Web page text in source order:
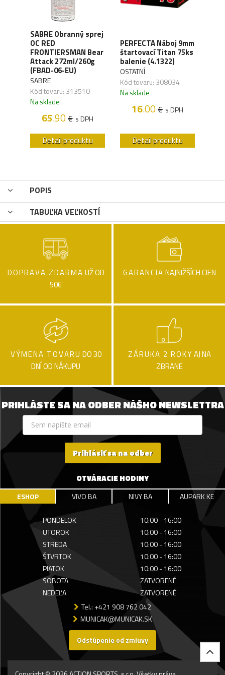
SABRE Obranný sprej
OC RED
FRONTIERSMAN Bear
Attack 272ml/260g
(FBAD-06-EU)
SABRE
Kód tovaru: 313510
Na sklade
65.90€ s DPH
Detail produktu
PERFECTA Náboj 9mm
štartovací Titan 75ks
balenie (4.1322)
OSTATNÍ
Kód tovaru: 308034
Na sklade
16.00€ s DPH
Detail produktu
POPIS
TABUĽKA VEĽKOSTÍ
DOPRAVA ZDARMA UŽ OD
50€
GARANCIA NAJNIŽŠÍCH CIEN
VÝMENA TOVARU DO 30
DNÍ OD NÁKUPU
ZÁRUKA 2 ROKY AJ NA
ZBRANE
PRIHLÁSTE SA NA ODBER NÁŠHO NEWSLETTRA
Prihlásiť sa na odber
OTVÁRACIE HODINY
ESHOP VIVO BA NIVY BA AUPARK KE
PONDELOK
10:00 - 16:00
UTOROK
10:00 - 16:00
STREDA
10:00 - 16:00
ŠTVRTOK
10:00 - 16:00
PIATOK
10:00 - 16:00
SOBOTA
ZATVORENÉ
NEDEĽA
ZATVORENÉ
Tel.: +421 908 762 042
MUNICAK@MUNICAK.SK
Odstúpenie od zmluvy